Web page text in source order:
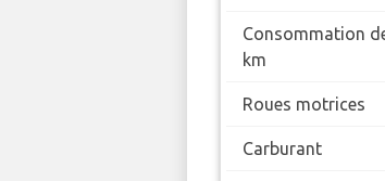
Consommation
km
Roues motrices
Carburant